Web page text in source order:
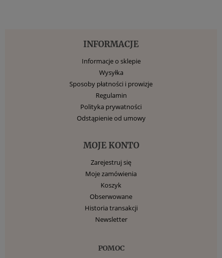
INFORMACJE
Informacje o sklepie
Wysyłka
Sposoby płatności i prowizje
Regulamin
Polityka prywatności
Odstąpienie od umowy
MOJE KONTO
Zarejestruj się
Moje zamówienia
Koszyk
Obserwowane
Historia transakcji
Newsletter
POMOC